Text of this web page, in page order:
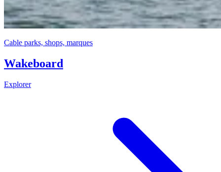
Cable parks, shops, marques
Wakeboard
Explorer